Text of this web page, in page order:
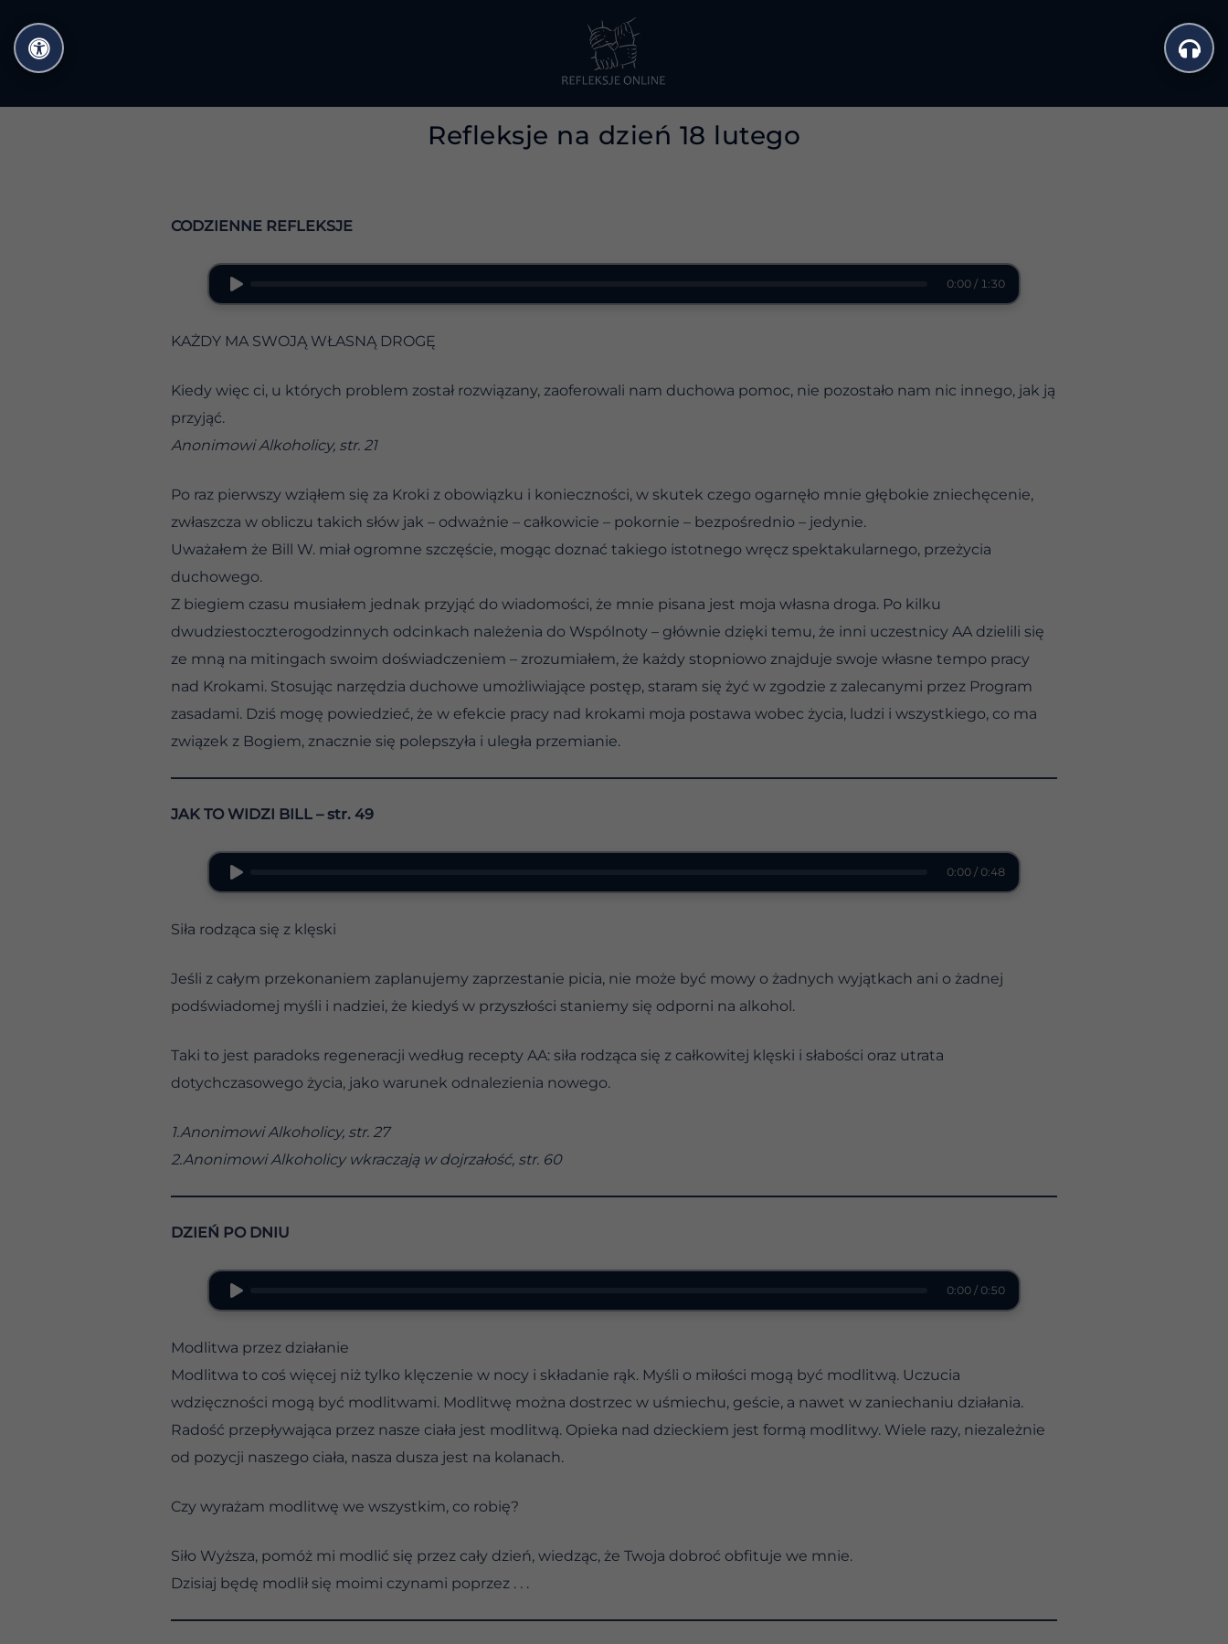
do
treści
Refleksje na dzień 18 lutego
CODZIENNE REFLEKSJE
0:00 / 1:30
KAŻDY MA SWOJĄ WŁASNĄ DROGĘ
Kiedy więc ci, u których problem został rozwiązany, zaoferowali nam duchowa pomoc, nie pozostało nam nic innego, jak ją
przyjąć.
Anonimowi Alkoholicy, str. 21
Po raz pierwszy wziąłem się za Kroki z obowiązku i konieczności, w skutek czego ogarnęło mnie głębokie zniechęcenie,
zwłaszcza w obliczu takich słów jak – odważnie – całkowicie – pokornie – bezpośrednio – jedynie.
Uważałem że Bill W. miał ogromne szczęście, mogąc doznać takiego istotnego wręcz spektakularnego, przeżycia
duchowego.
Z biegiem czasu musiałem jednak przyjąć do wiadomości, że mnie pisana jest moja własna droga. Po kilku
dwudziestoczterogodzinnych odcinkach należenia do Wspólnoty – głównie dzięki temu, że inni uczestnicy AA dzielili się
ze mną na mitingach swoim doświadczeniem – zrozumiałem, że każdy stopniowo znajduje swoje własne tempo pracy
nad Krokami. Stosując narzędzia duchowe umożliwiające postęp, staram się żyć w zgodzie z zalecanymi przez Program
zasadami. Dziś mogę powiedzieć, że w efekcie pracy nad krokami moja postawa wobec życia, ludzi i wszystkiego, co ma
związek z Bogiem, znacznie się polepszyła i uległa przemianie.
JAK TO WIDZI BILL – str. 49
0:00 / 0:48
Siła rodząca się z klęski
Jeśli z całym przekonaniem zaplanujemy zaprzestanie picia, nie może być mowy o żadnych wyjątkach ani o żadnej
podświadomej myśli i nadziei, że kiedyś w przyszłości staniemy się odporni na alkohol.
Taki to jest paradoks regeneracji według recepty AA: siła rodząca się z całkowitej klęski i słabości oraz utrata
dotychczasowego życia, jako warunek odnalezienia nowego.
1.Anonimowi Alkoholicy, str. 27
2.Anonimowi Alkoholicy wkraczają w dojrzałość, str. 60
DZIEŃ PO DNIU
0:00 / 0:50
Modlitwa przez działanie
Modlitwa to coś więcej niż tylko klęczenie w nocy i składanie rąk. Myśli o miłości mogą być modlitwą. Uczucia
wdzięczności mogą być modlitwami. Modlitwę można dostrzec w uśmiechu, geście, a nawet w zaniechaniu działania.
Radość przepływająca przez nasze ciała jest modlitwą. Opieka nad dzieckiem jest formą modlitwy. Wiele razy, niezależnie
od pozycji naszego ciała, nasza dusza jest na kolanach.
Czy wyrażam modlitwę we wszystkim, co robię?
Siło Wyższa, pomóż mi modlić się przez cały dzień, wiedząc, że Twoja dobroć obfituje we mnie.
Dzisiaj będę modlił się moimi czynami poprzez . . .